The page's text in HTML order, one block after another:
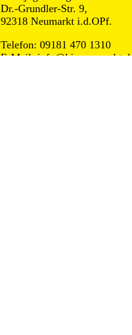
Dr.-Grundler-Str. 9,
92318 Neumarkt i.d.OPf.
Telefon: 09181 470 1310
E-Mail: info@kjr-